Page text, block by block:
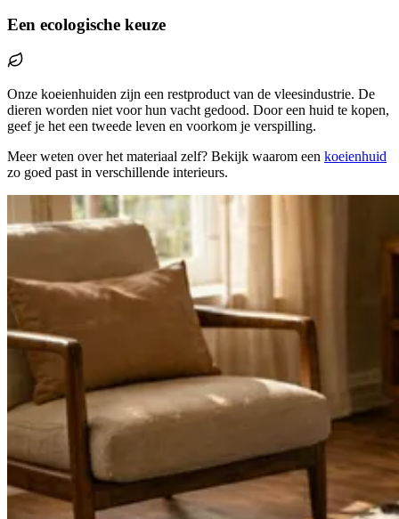
Een ecologische keuze
Onze koeienhuiden zijn een restproduct van de vleesindustrie. De
dieren worden niet voor hun vacht gedood. Door een huid te kopen,
geef je het een tweede leven en voorkom je verspilling.
Meer weten over het materiaal zelf? Bekijk waarom een koeienhuid
zo goed past in verschillende interieurs.